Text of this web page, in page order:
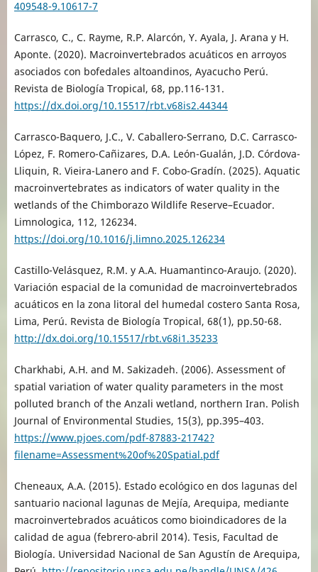
409548-9.10617-7
Carrasco, C., C. Rayme, R.P. Alarcón, Y. Ayala, J. Arana y H.
Aponte. (2020). Macroinvertebrados acuáticos en arroyos
asociados con bofedales altoandinos, Ayacucho Perú.
Revista de Biología Tropical, 68, pp.116-131.
https://dx.doi.org/10.15517/rbt.v68is2.44344
Carrasco-Baquero, J.C., V. Caballero-Serrano, D.C. Carrasco-
López, F. Romero-Cañizares, D.A. León-Gualán, J.D. Córdova-
Lliquin, R. Vieira-Lanero and F. Cobo-Gradín. (2025). Aquatic
macroinvertebrates as indicators of water quality in the
wetlands of the Chimborazo Wildlife Reserve–Ecuador.
Limnologica, 112, 126234.
https://doi.org/10.1016/j.limno.2025.126234
Castillo-Velásquez, R.M. y A.A. Huamantinco-Araujo. (2020).
Variación espacial de la comunidad de macroinvertebrados
acuáticos en la zona litoral del humedal costero Santa Rosa,
Lima, Perú. Revista de Biología Tropical, 68(1), pp.50-68.
http://dx.doi.org/10.15517/rbt.v68i1.35233
Charkhabi, A.H. and M. Sakizadeh. (2006). Assessment of
spatial variation of water quality parameters in the most
polluted branch of the Anzali wetland, northern Iran. Polish
Journal of Environmental Studies, 15(3), pp.395–403.
https://www.pjoes.com/pdf-87883-21742?
filename=Assessment%20of%20Spatial.pdf
Cheneaux, A.A. (2015). Estado ecológico en dos lagunas del
santuario nacional lagunas de Mejía, Arequipa, mediante
macroinvertebrados acuáticos como bioindicadores de la
calidad de agua (febrero-abril 2014). Tesis, Facultad de
Biología. Universidad Nacional de San Agustín de Arequipa,